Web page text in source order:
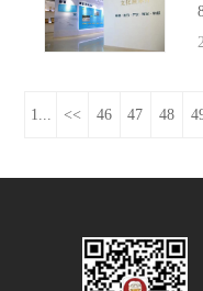
1... << 46 47 48